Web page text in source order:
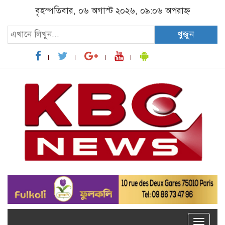
বৃহস্পতিবার, ০৬ অগাস্ট ২০২৬, ০৯:০৬ অপরাহ্ন
খুজুন